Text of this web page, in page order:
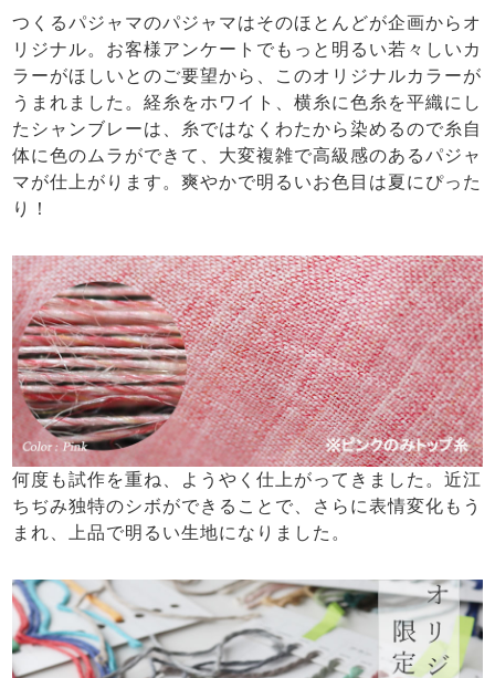
つくるパジャマのパジャマはそのほとんどが企画からオ
リジナル。お客様アンケートでもっと明るい若々しいカ
ラーがほしいとのご要望から、このオリジナルカラーが
うまれました。経糸をホワイト、横糸に色糸を平織にし
たシャンブレーは、糸ではなくわたから染めるので糸自
体に色のムラができて、大変複雑で高級感のあるパジャ
マが仕上がります。爽やかで明るいお色目は夏にぴった
り！
何度も試作を重ね、ようやく仕上がってきました。近江
ちぢみ独特のシボができることで、さらに表情変化もう
まれ、上品で明るい生地になりました。